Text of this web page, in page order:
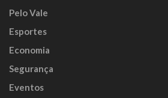
Pelo Vale
Esportes
Economia
Segurança
Eventos